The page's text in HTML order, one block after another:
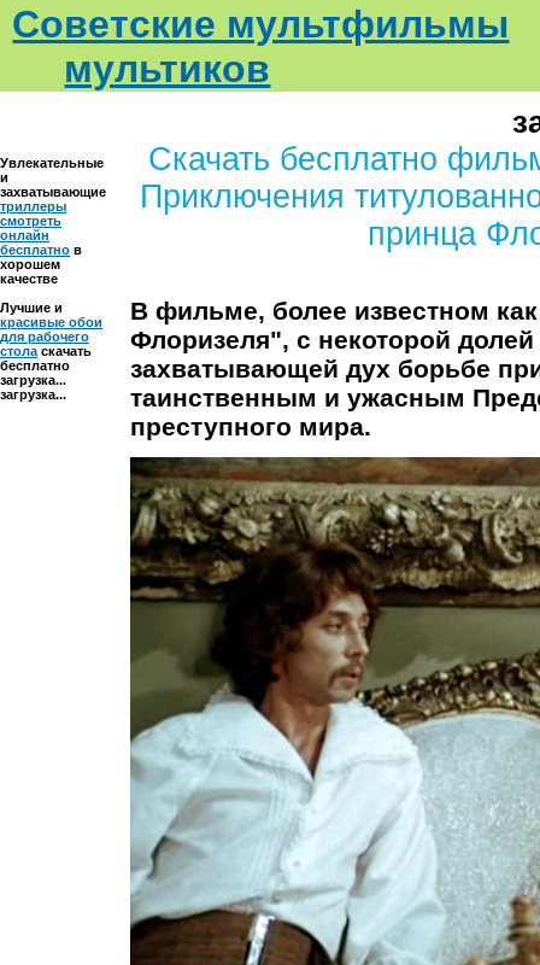
Советские мультфильмы
мультиков
Увлекательные
и
захватывающие
триллеры
смотреть
онлайн
бесплатно в
хорошем
качестве
Лучшие и
красивые обои
для рабочего
стола скачать
бесплатно
загрузка...
загрузка...
Скачать бесплатно
Приключения
принца
В фильме, более известном
Флоризеля", с некоторой
захватывающей дух борьбе
таинственным и ужасным
преступного мира.